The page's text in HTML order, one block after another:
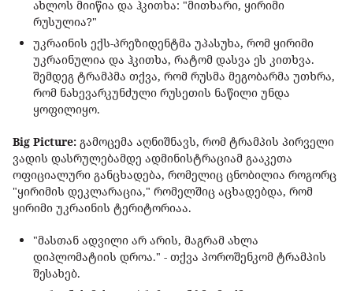
ახლოს მიიწია და ჰკითხა: "მითხარი, ყირიმი
რუსულია?"
უკრაინის ექს-პრეზიდენტმა უპასუხა, რომ ყირიმი
უკრაინულია და ჰკითხა, რატომ დასვა ეს კითხვა.
შემდეგ ტრამპმა თქვა, რომ რუსმა მეგობარმა უთხრა,
რომ ნახევარკუნძული რუსეთის ნაწილი უნდა
ყოფილიყო.
Big Picture: გამოცემა აღნიშნავს, რომ ტრამპის პირველი
ვადის დასრულებამდე ადმინისტრაციამ გააკეთა
ოფიციალური განცხადება, რომელიც ცნობილია როგორც
"ყირიმის დეკლარაცია," რომელშიც აცხადებდა, რომ
ყირიმი უკრაინის ტერიტორიაა.
"მასთან ადვილი არ არის, მაგრამ ახლა
დიპლომატიის დროა." - თქვა პოროშენკომ ტრამპის
შესახებ.